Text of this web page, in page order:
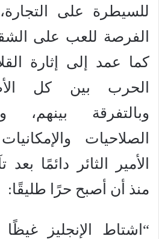
للسيطرة على
الفرصة للعب على
كما عمد إلى إثارة
الحرب بين كل
وبالتفرقة بينهم،
الصلاحيات
الأمير الثائر دائمًا
منذ أن أصبح حرًا طليقًا:
“اشتاط الإنجليز